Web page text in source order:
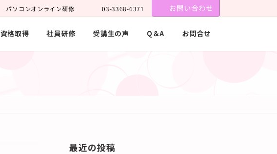
パソコンオンライン研修 03-3368-6371 お問い合わせ
資格取得 社員研修 受講生の声 Q＆A お問合せ
最近の投稿